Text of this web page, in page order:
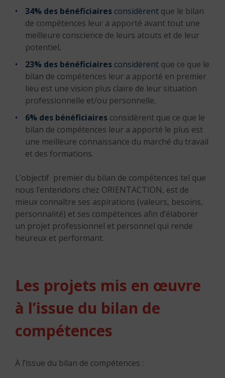
34% des bénéficiaires considèrent que le bilan
de compétences leur a apporté avant tout une
meilleure conscience de leurs atouts et de leur
potentiel,
23% des bénéficiaires considèrent que ce que le
bilan de compétences leur a apporté en premier
lieu est une vision plus claire de leur situation
professionnelle et/ou personnelle,
6% des bénéficiaires considèrent que ce que le
bilan de compétences leur a apporté le plus est
une meilleure connaissance du marché du travail
et des formations.
L’objectif premier du bilan de compétences tel que
nous l’entendons chez ORIENTACTION, est de
mieux connaître ses aspirations (valeurs, besoins,
personnalité) et ses compétences afin d’élaborer
un projet professionnel et personnel qui rende
heureux et performant.
Les projets mis en œuvre
à l’issue du bilan de
compétences
À l’issue du bilan de compétences :